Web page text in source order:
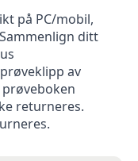
på PC/mobil,
ditt
av
returneres.